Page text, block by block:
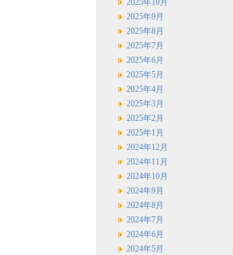
2025年10月
2025年9月
2025年8月
2025年7月
2025年6月
2025年5月
2025年4月
2025年3月
2025年2月
2025年1月
2024年12月
2024年11月
2024年10月
2024年9月
2024年8月
2024年7月
2024年6月
2024年5月